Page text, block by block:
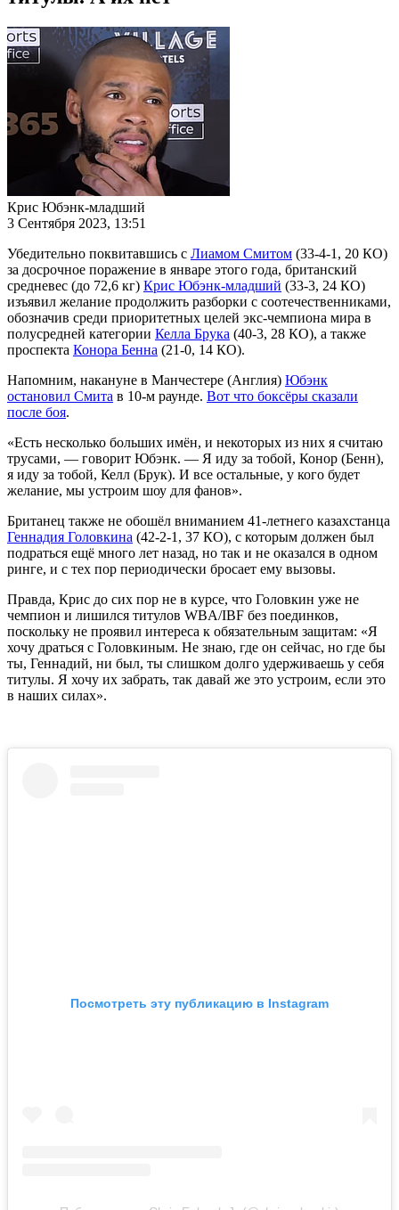
Крис Юбэнк-младший
3 Сентября 2023, 13:51
Убедительно поквитавшись с Лиамом Смитом (33-4-1, 20 КО)
за досрочное поражение в январе этого года, британский
средневес (до 72,6 кг) Крис Юбэнк-младший (33-3, 24 КО)
изъявил желание продолжить разборки с соотечественниками,
обозначив среди приоритетных целей экс-чемпиона мира в
полусредней категории Келла Брука (40-3, 28 КО), а также
проспекта Конора Бенна (21-0, 14 КО).
Напомним, накануне в Манчестере (Англия) Юбэнк
остановил Смита в 10-м раунде. Вот что боксёры сказали
после боя.
«Есть несколько больших имён, и некоторых из них я считаю
трусами, — говорит Юбэнк. — Я иду за тобой, Конор (Бенн),
я иду за тобой, Келл (Брук). И все остальные, у кого будет
желание, мы устроим шоу для фанов».
Британец также не обошёл вниманием 41-летнего казахстанца
Геннадия Головкина (42-2-1, 37 КО), с которым должен был
подраться ещё много лет назад, но так и не оказался в одном
ринге, и с тех пор периодически бросает ему вызовы.
Правда, Крис до сих пор не в курсе, что Головкин уже не
чемпион и лишился титулов WBA/IBF без поединков,
поскольку не проявил интереса к обязательным защитам: «Я
хочу драться с Головкиным. Не знаю, где он сейчас, но где бы
ты, Геннадий, ни был, ты слишком долго удерживаешь у себя
титулы. Я хочу их забрать, так давай же это устроим, если это
в наших силах».
Посмотреть эту публикацию в Instagram